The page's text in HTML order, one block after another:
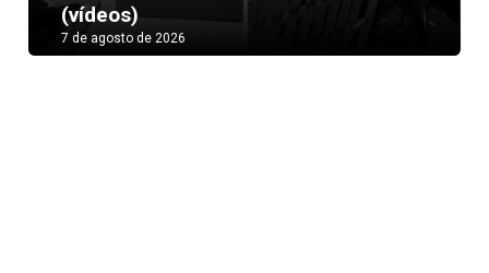
(vídeos)
7 de agosto de 2026